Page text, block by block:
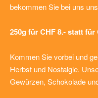
bekommen Sie bei uns
250g für CHF 8.- statt für
Kommen Sie vorbei und
Herbst und Nostalgie.
Gewürzen, Schokolade